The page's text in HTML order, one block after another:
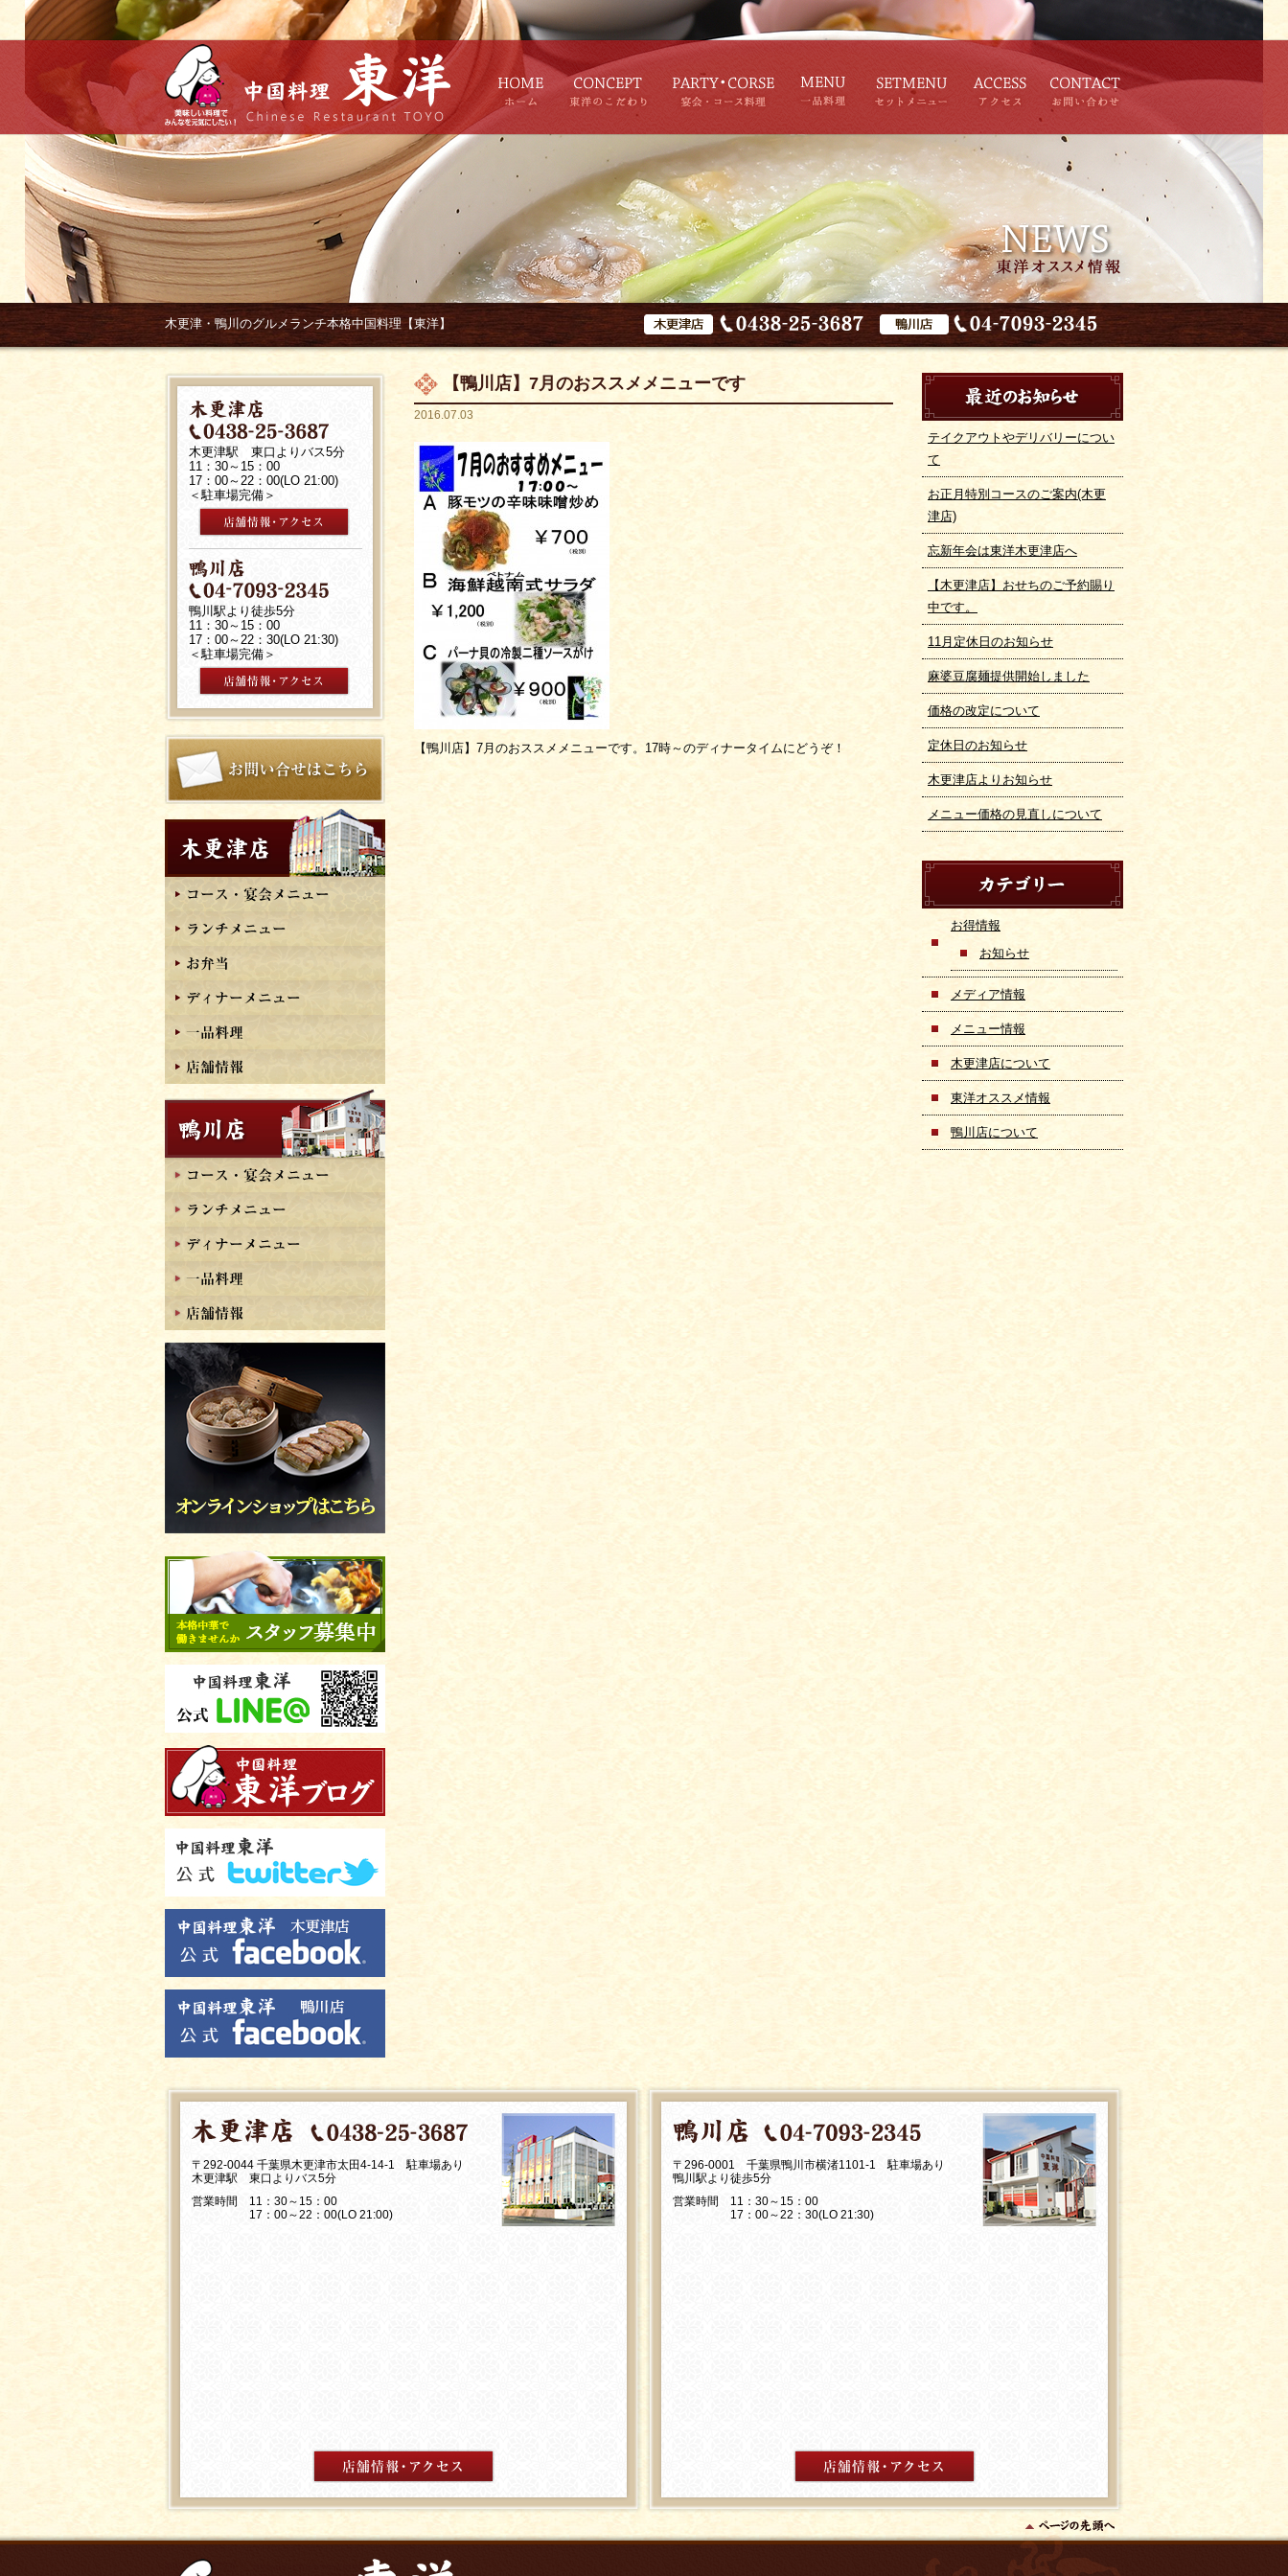
木更津・鴨川のグルメランチ本格中国料理【東洋】
木更津駅 東口よりバス5分
11：30～15：00
17：00～22：00(LO 21:00)
＜駐車場完備＞
鴨川駅より徒歩5分
11：30～15：00
17：00～22：30(LO 21:30)
＜駐車場完備＞
テイクアウトやデリバリーについ
て
お正月特別コースのご案内(木更
津店)
忘新年会は東洋木更津店へ
【木更津店】おせちのご予約賜り
中です。
11月定休日のお知らせ
麻婆豆腐麺提供開始しました
価格の改定について
定休日のお知らせ
木更津店よりお知らせ
メニュー価格の見直しについて
お得情報
お知らせ
メディア情報
メニュー情報
木更津店について
東洋オススメ情報
鴨川店について
【鴨川店】7月のおススメメニューです
2016.07.03
【鴨川店】7月のおススメメニューです。17時～のディナータイムにどうぞ！
〒292-0044 千葉県木更津市太田4-14-1 駐車場あり
木更津駅 東口よりバス5分
営業時間 11：30～15：00
17：00～22：00(LO 21:00)
〒296-0001 千葉県鴨川市横渚1101-1 駐車場あり
鴨川駅より徒歩5分
営業時間 11：30～15：00
17：00～22：30(LO 21:30)